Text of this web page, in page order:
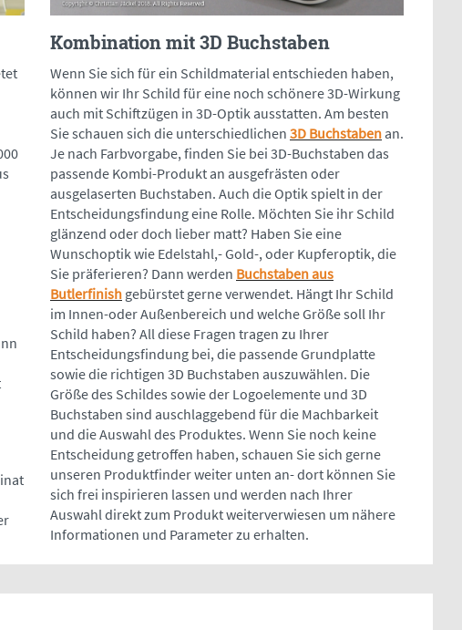
Kombination mit 3D Buchstaben
Wenn Sie sich für ein Schildmaterial entschieden haben,
können wir Ihr Schild für eine noch schönere 3D-Wirkung
auch mit Schiftzügen in 3D-Optik ausstatten. Am besten
Sie schauen sich die unterschiedlichen 3D Buchstaben an.
Je nach Farbvorgabe, finden Sie bei 3D-Buchstaben das
passende Kombi-Produkt an ausgefrästen oder
ausgelaserten Buchstaben. Auch die Optik spielt in der
Entscheidungsfindung eine Rolle. Möchten Sie ihr Schild
glänzend oder doch lieber matt? Haben Sie eine
Wunschoptik wie Edelstahl,- Gold-, oder Kupferoptik, die
Sie präferieren? Dann werden Buchstaben aus
Butlerfinish gebürstet gerne verwendet. Hängt Ihr Schild
im Innen-oder Außenbereich und welche Größe soll Ihr
Schild haben? All diese Fragen tragen zu Ihrer
Entscheidungsfindung bei, die passende Grundplatte
sowie die richtigen 3D Buchstaben auszuwählen. Die
Größe des Schildes sowie der Logoelemente und 3D
Buchstaben sind auschlaggebend für die Machbarkeit
und die Auswahl des Produktes. Wenn Sie noch keine
Entscheidung getroffen haben, schauen Sie sich gerne
unseren Produktfinder weiter unten an- dort können Sie
sich frei inspirieren lassen und werden nach Ihrer
Auswahl direkt zum Produkt weiterverwiesen um nähere
Informationen und Parameter zu erhalten.